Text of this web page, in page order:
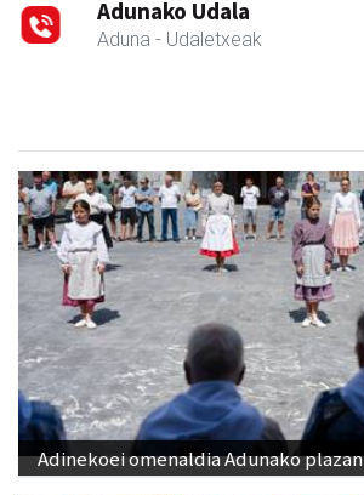
Adunako Udala
Aduna - Udaletxeak
Adinekoei omenaldia Adunako plazan